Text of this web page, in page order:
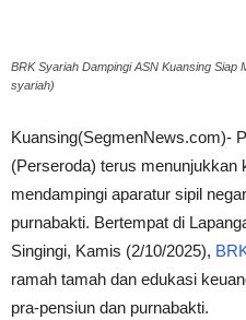
BRK Syariah Dampingi ASN Kuansing
syariah)
Kuansing(SegmenNews.com)-
(Perseroda) terus menunjukkan
mendampingi aparatur sipil
purnabakti. Bertempat di
Singingi, Kamis (2/10/2025),
ramah tamah dan edukasi
pra-pensiun dan purnabakti.